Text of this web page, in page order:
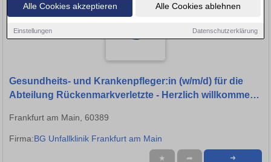
Alle Cookies akzeptieren Alle Cookies ablehnen
Einstellungen Datenschutzerklärung
Gesundheits- und Krankenpfleger:in (w/m/d) für die
Abteilung Rückenmarkverletzte - Herzlich willkommen
Frankfurt am Main, 60389
Firma:BG Unfallklinik Frankfurt am Main
★ ➦ ➜